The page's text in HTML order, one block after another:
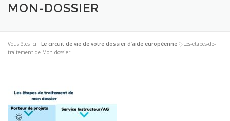
RESSOURCES DOCUMENTAIRES
MON-DOSSIER
Vous êtes ici : Le circuit de vie de votre dossier d’aide européenne >Les-etapes-de-
traitement-de-Mon-dossier